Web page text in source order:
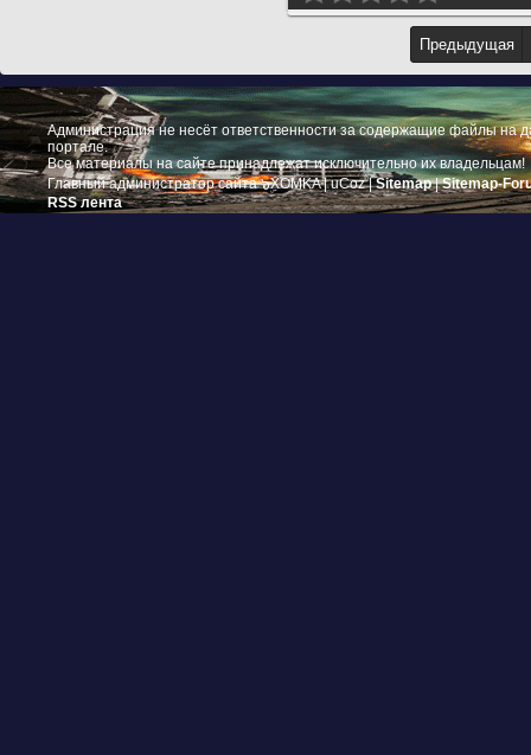
Предыдущая
Администрация не несёт ответственности за содержащие файлы на
портале.
Все материалы на сайте принадлежат исключительно их владельцам!
Главный администратор сайта ๖ۣۜXOMKA |uCoz|Sitemap|Sitemap-
RSS лента